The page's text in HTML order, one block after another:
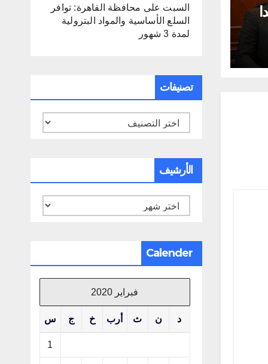
السبت على محافظة القاهرة: توافر
السلع الأساسية والمواد البترولية
لمدة 3 شهور
تصنيفات
تصنيفات
الأرشيف
الأرشيف
Calender
فبراير 2020
د ن ث أرب خ ج س
1